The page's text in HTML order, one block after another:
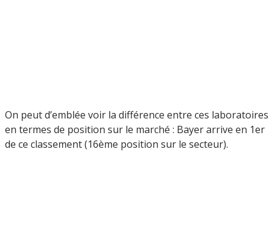
On peut d’emblée voir la différence entre ces laboratoires
en termes de position sur le marché : Bayer arrive en 1er
de ce classement (16ème position sur le secteur).